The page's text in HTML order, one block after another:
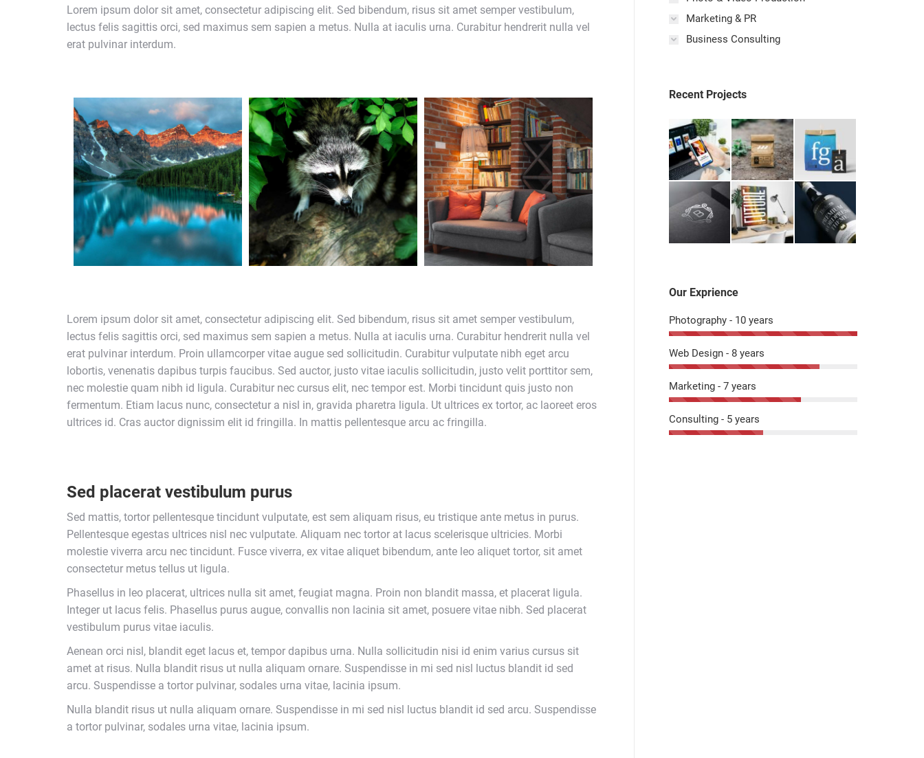
Lorem ipsum dolor sit amet, consectetur adipiscing elit. Sed bibendum, risus sit amet semper vestibulum,
lectus felis sagittis orci, sed maximus sem sapien a metus. Nulla at iaculis urna. Curabitur hendrerit nulla vel
erat pulvinar interdum.
Lorem ipsum dolor sit amet, consectetur adipiscing elit. Sed bibendum, risus sit amet semper vestibulum,
lectus felis sagittis orci, sed maximus sem sapien a metus. Nulla at iaculis urna. Curabitur hendrerit nulla vel
erat pulvinar interdum. Proin ullamcorper vitae augue sed sollicitudin. Curabitur vulputate nibh eget arcu
lobortis, venenatis dapibus turpis faucibus. Sed auctor, justo vitae iaculis sollicitudin, justo velit porttitor sem,
nec molestie quam nibh id ligula. Curabitur nec cursus elit, nec tempor est. Morbi tincidunt quis justo non
fermentum. Etiam lacus nunc, consectetur a nisl in, gravida pharetra ligula. Ut ultrices ex tortor, ac laoreet eros
ultrices id. Cras auctor dignissim elit id fringilla. In mattis pellentesque arcu ac fringilla.
Sed placerat vestibulum purus
Sed mattis, tortor pellentesque tincidunt vulputate, est sem aliquam risus, eu tristique ante metus in purus.
Pellentesque egestas ultrices nisl nec vulputate. Aliquam nec tortor at lacus scelerisque ultricies. Morbi
molestie viverra arcu nec tincidunt. Fusce viverra, ex vitae aliquet bibendum, ante leo aliquet tortor, sit amet
consectetur metus tellus ut ligula.
Phasellus in leo placerat, ultrices nulla sit amet, feugiat magna. Proin non blandit massa, et placerat ligula.
Integer ut lacus felis. Phasellus purus augue, convallis non lacinia sit amet, posuere vitae nibh. Sed placerat
vestibulum purus vitae iaculis.
Aenean orci nisl, blandit eget lacus et, tempor dapibus urna. Nulla sollicitudin nisi id enim varius cursus sit
amet at risus. Nulla blandit risus ut nulla aliquam ornare. Suspendisse in mi sed nisl luctus blandit id sed
arcu. Suspendisse a tortor pulvinar, sodales urna vitae, lacinia ipsum.
Nulla blandit risus ut nulla aliquam ornare. Suspendisse in mi sed nisl luctus blandit id sed arcu. Suspendisse
a tortor pulvinar, sodales urna vitae, lacinia ipsum.
Marketing & PR
Business Consulting
Recent Projects
Our Exprience
Photography - 10 years
Web Design - 8 years
Marketing - 7 years
Consulting - 5 years